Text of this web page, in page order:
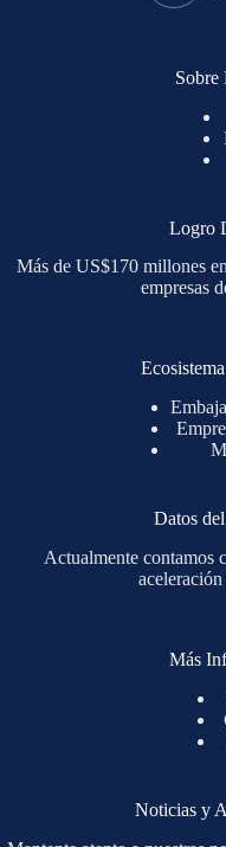
Sobre
Logro
Más de US$170 millones
empresas
Datos
Actualmente contamos
Más
Noticias y